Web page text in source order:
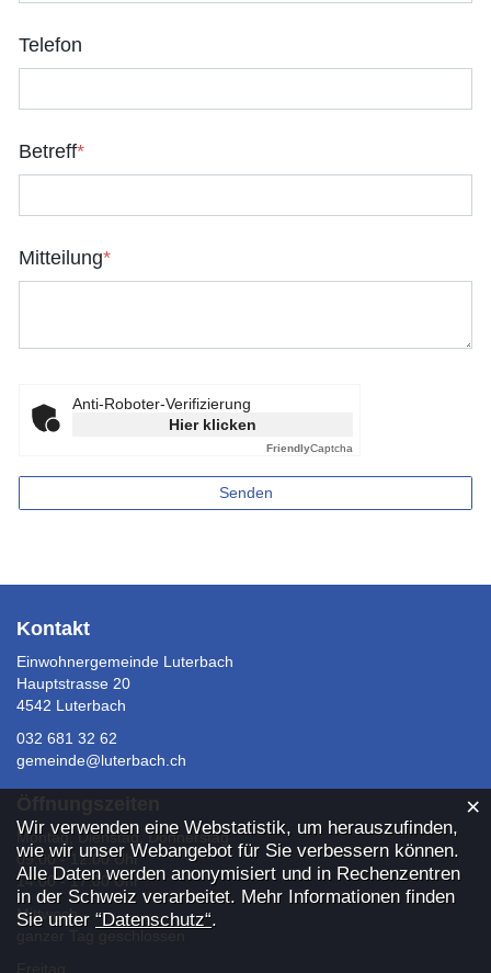
Telefon
Betreff*
Mitteilung*
Anti-Roboter-Verifizierung
Hier klicken
FriendlyCaptcha
Senden
Kontakt
Einwohnergemeinde Luterbach
Hauptstrasse 20
4542 Luterbach
032 681 32 62
gemeinde@luterbach.ch
Montag, Dienstag, Donnerstag
09:00 - 12:00 Uhr
14:00 - 17:00 Uhr
Mittwoch
Webstatistik
Wir verwenden eine Webstatistik, um herauszufinden,
wie wir unser Webangebot für Sie verbessern können.
Alle Daten werden anonymisiert und in Rechenzentren
in der Schweiz verarbeitet. Mehr Informationen finden
Sie unter “Datenschutz“.
×